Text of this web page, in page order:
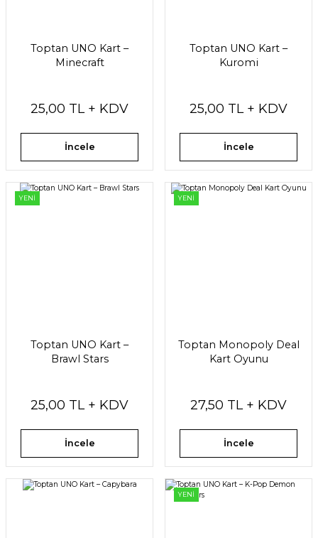
Toptan UNO Kart –
Minecraft
25,00 TL + KDV
İncele
Toptan UNO Kart –
Kuromi
25,00 TL + KDV
İncele
YENİ
Toptan UNO Kart –
Brawl Stars
25,00 TL + KDV
İncele
YENİ
Toptan Monopoly Deal
Kart Oyunu
27,50 TL + KDV
İncele
YENİ